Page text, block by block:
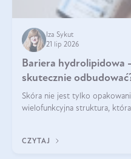
Iza Sykut
21 lip 2026
Bariera hydrolipidowa
skutecznie
Skóra nie jest tylko
wielofunkcyjna struktura,
bariera hydrolipidowa.
CZYTAJ